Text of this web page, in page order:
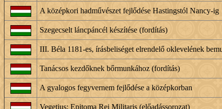
A középkori hadművészet fejlődése Hastingstól Nancy-ig
Szegecselt láncpáncél készítése (fordítás)
III. Béla 1181-es, írásbeliséget elrendelő oklevelének
Tanácsos kezdőknek bőrmunkához (fordítás)
A gyalogos fegyvernem fejlődése a középkorban
Vegetius: Epitoma Rei Militaris (előadássorozat)